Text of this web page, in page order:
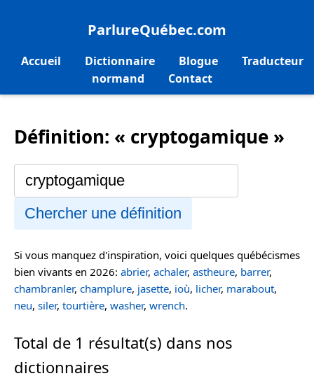
ParlureQuébec.com
Accueil Dictionnaire Blogue
Traducteur
normand
Contact
Définition: « cryptogamique »
Chercher une définition
Si vous manquez d'inspiration, voici quelques québécismes
bien vivants en 2026: abrier, achaler, astheure, barrer,
chambranler, champlure, jasette, ioù, licher, marabout,
neu, siler, tourtière, washer, wrench.
Total de 1 résultat(s) dans nos
dictionnaires